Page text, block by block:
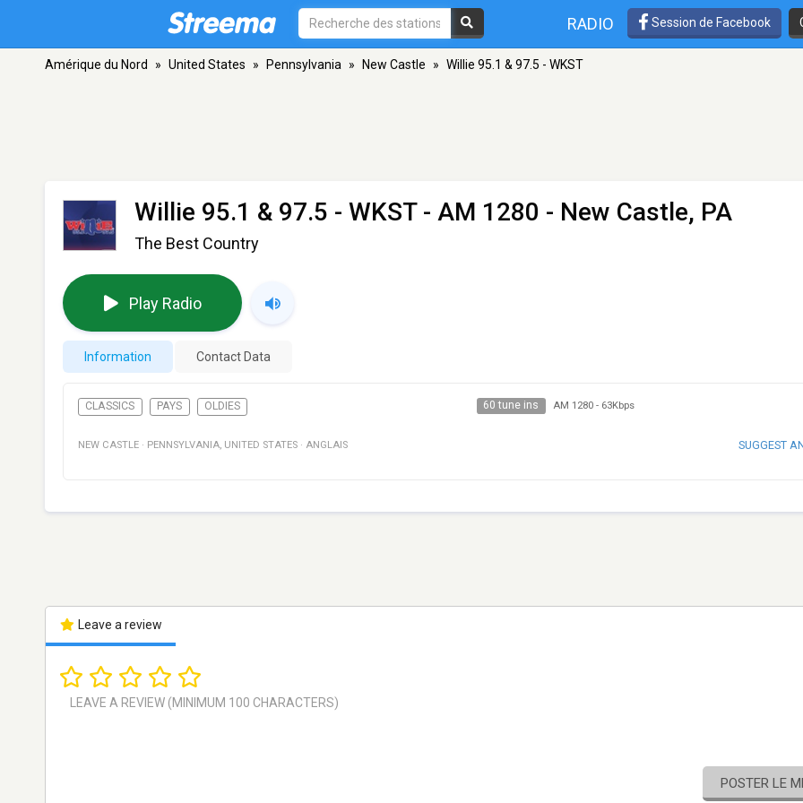
RADIO Session de Facebook
Amérique du Nord » United States » Pennsylvania » New Castle » Willie 95.1 & 97.5 - WKST
Willie 95.1 & 97.5 - WKST- AM 1280 - New Castle, PA
The Best Country
Play Radio
Information Contact Data
CLASSICS PAYS OLDIES 60 tune ins AM 1280- 63Kbps
NEW CASTLE · PENNSYLVANIA, UNITED STATES · ANGLAIS SUGGEST
Leave a review
POSTER LE